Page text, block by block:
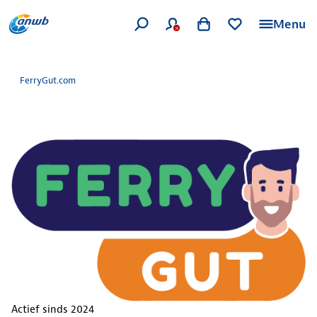
Menu
FerryGut.com
Actief sinds 2024